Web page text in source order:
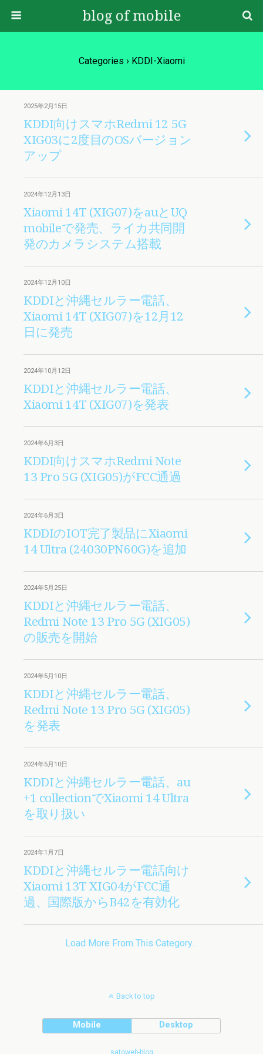
blog of mobile
Categories › KDDI-Xiaomi
2025年2月15日
KDDI向けスマホRedmi 12 5G
XIG03に2度目のOSバージョン
アップ
2024年12月13日
Xiaomi 14T (XIG07)をauとUQ
mobileで発売、ライカ共同開
発のカメラシステム搭載
2024年12月10日
KDDIと沖縄セルラー電話、
Xiaomi 14T (XIG07)を12月12
日に発売
2024年10月12日
KDDIと沖縄セルラー電話、
Xiaomi 14T (XIG07)を発表
2024年6月3日
KDDI向けスマホRedmi Note
13 Pro 5G (XIG05)がFCC通過
2024年6月3日
KDDIのIOT完了製品にXiaomi
14 Ultra (24030PN60G)を追加
2024年5月25日
KDDIと沖縄セルラー電話、
Redmi Note 13 Pro 5G (XIG05)
の販売を開始
2024年5月10日
KDDIと沖縄セルラー電話、
Redmi Note 13 Pro 5G (XIG05)
を発表
2024年5月10日
KDDIと沖縄セルラー電話、au
+1 collectionでXiaomi 14 Ultra
を取り扱い
2024年1月7日
KDDIと沖縄セルラー電話向け
Xiaomi 13T XIG04がFCC通
過、国際版からB42を有効化
Load More From This Category…
Back to top
Mobile Desktop
satoweb-blog